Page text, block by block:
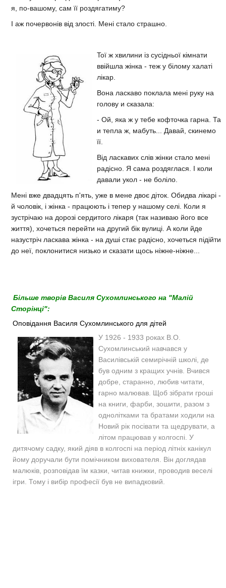
я, по-вашому, сам її роздягатиму?
I аж почервонів від злості. Мені стало страшно.
Toї ж хвилини із сусідньої кімнати
ввійшла жінка - теж у білому халаті
лікар.
Вона ласкаво поклала мені руку на
голову и сказала:
- Ой, яка ж у тебе кофточка гарна. Та
и тепла ж, мабуть... Давай, скинемо
її.
Від ласкавих слів жінки стало мені
радісно. Я сама роздяглася. I коли
давали укол - не боліло.
Мені вже двадцять п'ять, уже в мене двоє діток. Обидва лікарі -
й чоловік, i жінка - працюють i тепер у нашому ceлi. Коли я
зустрічаю на дорозі сердитого лікаря (так називаю його все
життя), хочеться перейти на другий бік вулиці. А коли йде
назустріч ласкава жінка - на душі стає радісно, хочеться підійти
до неї, поклонитися низько и сказати щось ніжне-ніжне...
Більше творів Василя Сухомлинського на "Малій
Сторінці":
Оповідання Василя Сухомлинського для дітей
У 1926 - 1933 роках В.О.
Сухомлинський навчався у
Василівській семирічній школі, де
був одним з кращих учнів. Вчився
добре, старанно, любив читати,
гарно малював. Щоб зібрати гроші
на книги, фарби, зошити, разом з
однолітками та братами ходили на
Новий рік посівати та щедрувати, а
літом працював у колгоспі. У
дитячому садку, який діяв в колгоспі на період літніх канікул
йому доручали бути помічником вихователя. Він доглядав
малюків, розповідав їм казки, читав книжки, проводив веселі
ігри. Тому і вибір професії був не випадковий.